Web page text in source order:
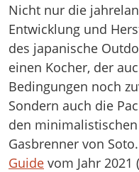
Nicht nur die
Entwicklung und
des japanische
einen Kocher, der
Bedingungen noch
Sondern auch die
den
Gasbrenner von Soto.
Guide vom Jahr 2021